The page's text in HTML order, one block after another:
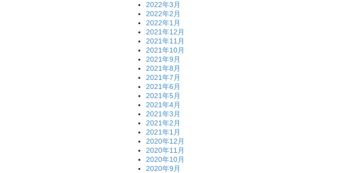
2022年3月
2022年2月
2022年1月
2021年12月
2021年11月
2021年10月
2021年9月
2021年8月
2021年7月
2021年6月
2021年5月
2021年4月
2021年3月
2021年2月
2021年1月
2020年12月
2020年11月
2020年10月
2020年9月